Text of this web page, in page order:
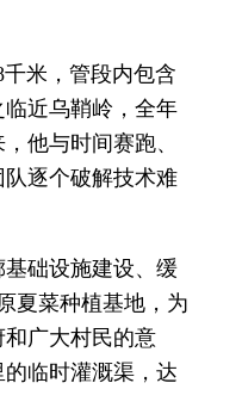
米，管段内包含
近乌鞘岭，全年
他与时间赛跑、
逐个破解技术难
础设施建设、缓
夏菜种植基地，为
广大村民的意
临时灌溉渠，达